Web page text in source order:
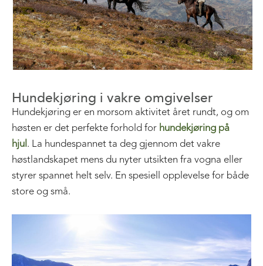
Hundekjøring i vakre omgivelser
Hundekjøring er en morsom aktivitet året rundt, og om
høsten er det perfekte forhold for hundekjøring på
hjul . La hundespannet ta deg gjennom det vakre
høstlandskapet mens du nyter utsikten fra vogna eller
styrer spannet helt selv. En spesiell opplevelse for både
store og små.